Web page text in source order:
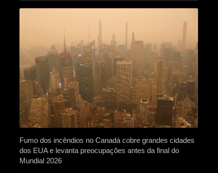
Fumo dos incêndios no Canadá cobre grandes cidades
dos EUA e levanta preocupações antes da final do
Mundial 2026